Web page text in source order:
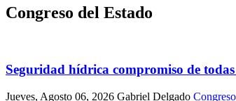
Congreso del Estado
Seguridad hídrica compromiso de
Jueves, Agosto 06, 2026 Gabriel Delgado Congreso